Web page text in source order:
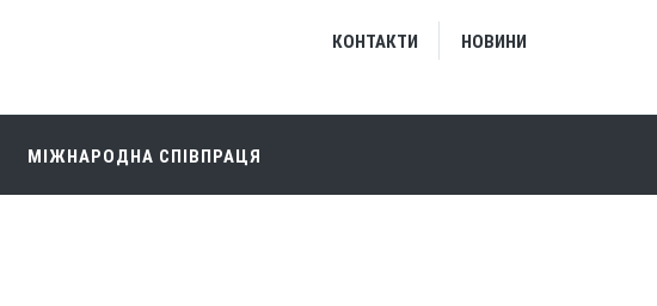
КОНТАКТИ НОВИНИ
МІЖНАРОДНА СПІВПРАЦЯ